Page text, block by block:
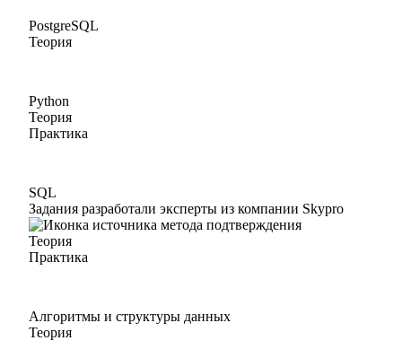
PostgreSQL
Теория
Python
Теория
Практика
SQL
Задания разработали эксперты из компании Skypro
Теория
Практика
Алгоритмы и структуры данных
Теория